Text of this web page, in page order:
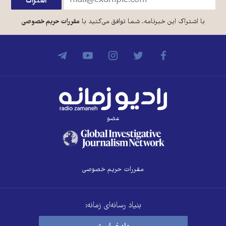
با اشتراک این خبرنامه، شما توافق می‌کنید بامقررات حریم خصوصی
عضو
مقررات حریم خصوصی
بنیاد رسانه‌ای زمانه: